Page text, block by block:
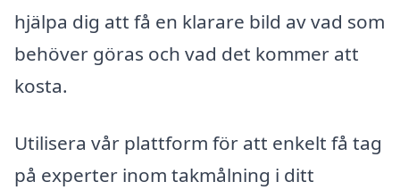
hjälpa dig att få en klarare bild av vad som
behöver göras och vad det kommer att
kosta.
Utilisera vår plattform för att enkelt få tag
på experter inom takmålning i ditt